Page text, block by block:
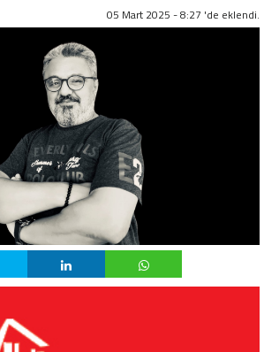
05 Mart 2025 - 8:27 'de eklendi.